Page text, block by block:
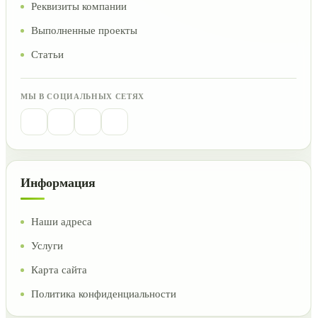
Реквизиты компании
Выполненные проекты
Статьи
МЫ В СОЦИАЛЬНЫХ СЕТЯХ
Информация
Наши адреса
Услуги
Карта сайта
Политика конфиденциальности